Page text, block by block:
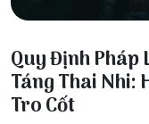
Quy Định Pháp
Táng Thai Nhi:
Tro Cốt